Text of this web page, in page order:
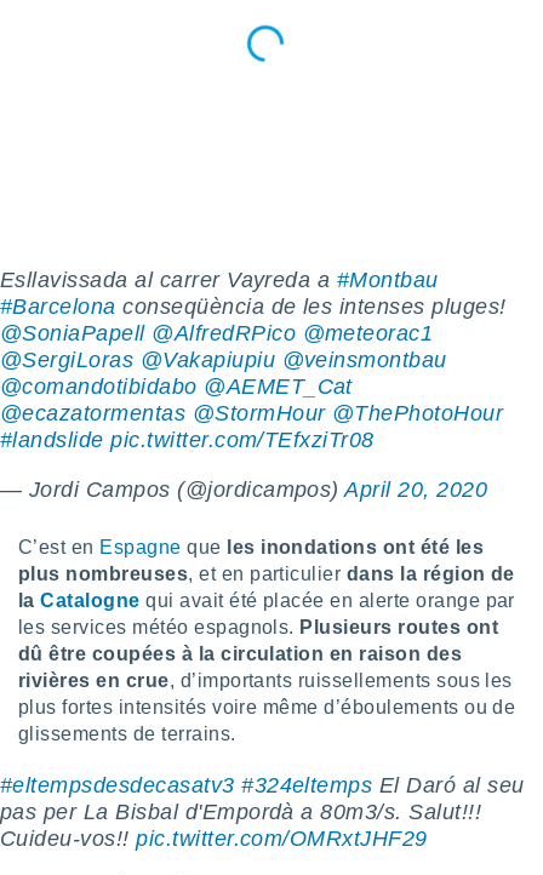
de
qu'ils
ou
de
ainsi
un
la
du
en
de
Esllavissada al carrer Vayreda a #Montbau
#Barcelona conseqüència de les intenses pluges!
@SoniaPapell @AlfredRPico @meteorac1
@SergiLoras @Vakapiupiu @veinsmontbau
@comandotibidabo @AEMET_Cat
@ecazatormentas @StormHour @ThePhotoHour
#landslide pic.twitter.com/TEfxziTr08
— Jordi Campos (@jordicampos)April 20, 2020
C’est en Espagne que les inondations ont été les
plus nombreuses, et en particulier dans la région de
laCatalogne qui avait été placée en alerte orange par
les services météo espagnols. Plusieurs routes ont
dû être coupées à la circulation en raison des
rivières en crue, d’importants ruissellements sous les
plus fortes intensités voire même d’éboulements ou de
glissements de terrains.
#eltempsdesdecasatv3 #324eltemps El Daró al seu
pas per La Bisbal d'Empordà a 80m3/s. Salut!!!
Cuideu-vos!!pic.twitter.com/OMRxtJHF29